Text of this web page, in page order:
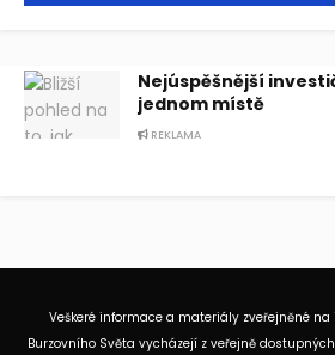
Nejúspěšnější
jednom místě
REKLAMA
Veškeré informace a materiály zveřejněné
Burzovního Světa vycházejí z veřejně